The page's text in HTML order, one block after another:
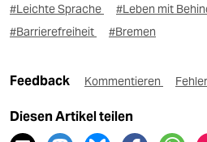
#Leichte Sprache #Leben mit
#Barrierefreiheit
#Bremen
Feedback Kommentieren
Diesen Artikel teilen